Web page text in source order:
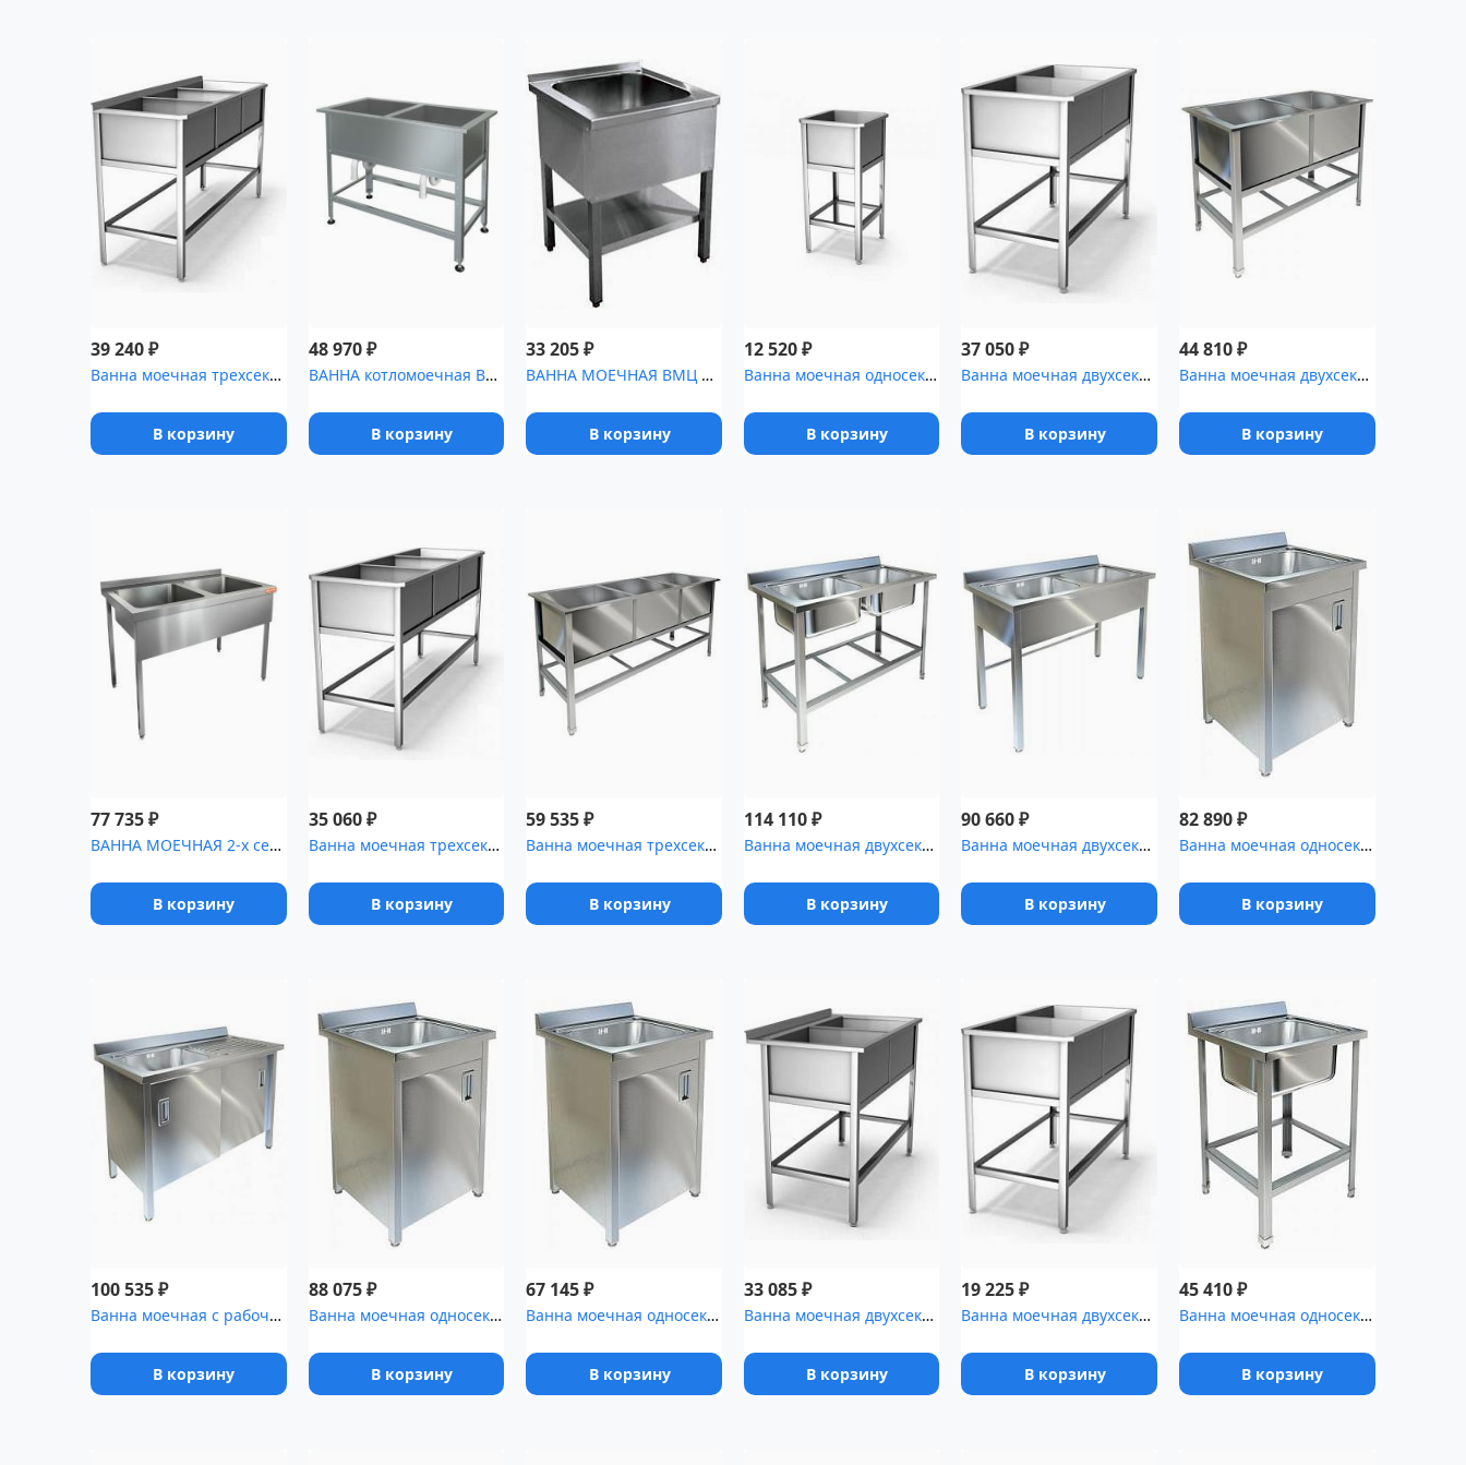
39 240₽
Ванна моечная трехсекционная с бортом ВМП 3/6 э
В корзину
48 970₽
ВАННА котломоечная ВК 2/8-э
В корзину
33 205₽
ВАННА МОЕЧНАЯ ВМЦ 1/6755 э
В корзину
12 520₽
Ванна моечная односекционная ВМ 1/6 оц
В корзину
37 050₽
Ванна моечная двухсекционная ВМ 2/7 нерж
В корзину
44 810₽
Ванна моечная двухсекционная ТЕХНО-ТТ ВМ-22/430 нерж
В корзину
77 735₽
ВАННА МОЕЧНАЯ 2-х секционная HICOLD М + КОЛЁСА 283264 [НСО2М-1...
В корзину
35 060₽
Ванна моечная трехсекционная ВМ 3/6 э
В корзину
59 535₽
Ванна моечная трехсекционная ТЕХНО-ТТ ВМ-41/430 краш
В корзину
114 110₽
Ванна моечная двухсекционная ТЕХНО-ТТ ВМ-21/668 краш
В корзину
90 660₽
Ванна моечная двухсекционная ТЕХНО-ТТ ВМ-22/557 нерж
В корзину
82 890₽
Ванна моечная односекционная с распашной дверкой ТЕХНО-ТТ ВМ-16/6...
В корзину
100 535₽
Ванна моечная с рабочей поверхностью и распашными дверками ТЕХНО-...
В корзину
88 075₽
Ванна моечная односекционная с распашной дверкой ТЕХНО-ТТ ВМ-16/6...
В корзину
67 145₽
Ванна моечная односекционная с распашной дверкой ТЕХНО-ТТ ВМ-16/4...
В корзину
33 085₽
Ванна моечная двухсекционная с бортом ВМП 2/7 оц
В корзину
19 225₽
Ванна моечная двухсекционная ВМ 2/5 э
В корзину
45 410₽
Ванна моечная односекционная с бортом ТЕХНО-ТТ ВМ-11/557 краш
В корзину